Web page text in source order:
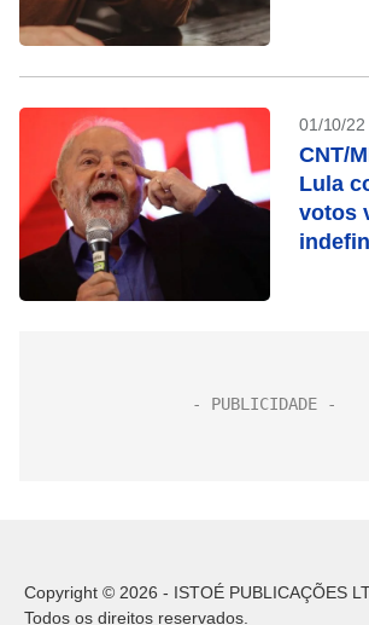
01/10/22
CNT/
Lula
votos
Copyright © 2026 - ISTOÉ PUBLICAÇÕES
Todos os direitos reservados.